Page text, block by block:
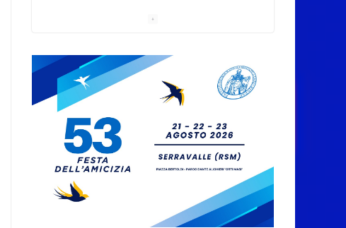
verso l’ora del
tramonto. I luoghi del
territorio dove si potrà
ammirare
7 Agosto 2026
San Marino, stop agli
abbruciamenti di
residui agricoli e
vegetali fino al 15
settembre. Previste